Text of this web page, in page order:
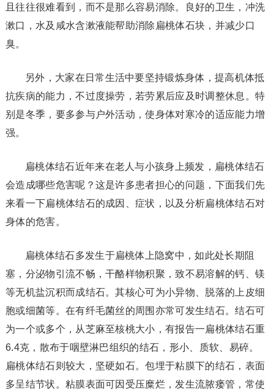
且往往很难看到，而不是那么容易消除。良好的卫生，冲洗
漱口，水及咸水含漱液能帮助消除扁桃体石块，并减少口
臭。
另外，大家在日常生活中要坚持锻炼身体，提高机体抵
抗疾病的能力，不过度操劳，若劳累后应及时调整休息。特
别是冬季，要多参与户外活动，使身体对寒冷的适应能力增
强。
扁桃体结石近年来在老人与小孩身上频发，扁桃体结石
会造成哪些危害呢？这是许多患者担心的问题，下面我们先
来看一下扁桃体结石的成因、症状，以及分析扁桃体结石对
身体的危害。
扁桃体结石多发生于扁桃体上隐窝中，如此处长期阻
塞，分泌物引流不畅，干酪样物积聚，致不易溶解的钙、镁
等无机盐沉积而成结石。其核心可为小异物、脱落的上皮细
胞或细菌等。在有纤毛菌丝的周围亦常可发生结石。结石可
为一个或多个，从芝麻至核桃大小，有报告一扁桃体结石重
6.4克，散布于咽壁淋巴组织的结石，形小、质软、易碎。
扁桃体结石则较大，坚硬如石。包埋于粘膜下的结石，表面
多呈结节状。粘膜表面可因受压糜烂，发生流脓瘘管，常使